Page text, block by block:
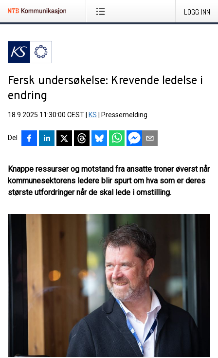
LOGG INN
Fersk undersøkelse: Krevende ledelse i
endring
18.9.2025 11:30:00 CEST KS Pressemelding
Del
Knappe ressurser og motstand fra ansatte troner øverst når
kommunesektorens ledere blir spurt om hva som er deres
største utfordringer når de skal lede i omstilling.